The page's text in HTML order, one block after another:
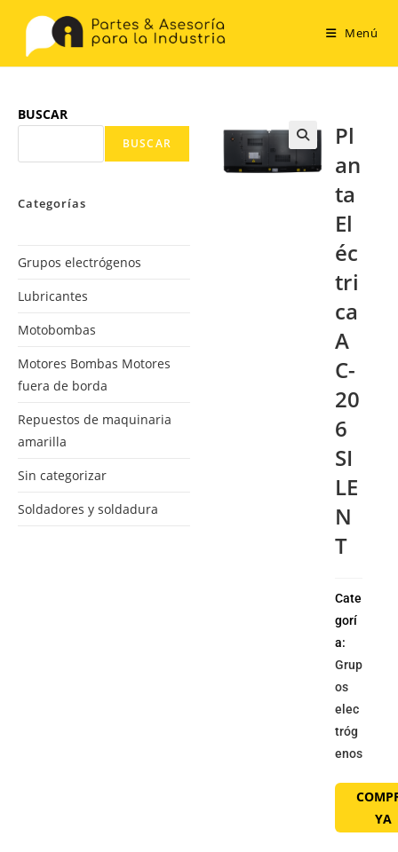
Menú
BUSCAR
BUSCAR
Categorías
Grupos electrógenos
Lubricantes
Motobombas
Motores Bombas Motores
fuera de borda
Repuestos de maquinaria
amarilla
Sin categorizar
Soldadores y soldadura
Pl
an
ta
El
éc
tri
ca
A
C-
20
6
SI
LE
N
T
Cate
gorí
a:
Grup
os
elec
tróg
enos
YA